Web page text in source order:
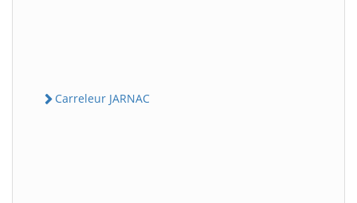
Carreleur JARNAC